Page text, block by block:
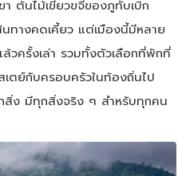
ต้นไม้เขียวขจีของภูทับเบิก
นทางคดเคี้ยว แต่เมืองนี้มีหลาย
วครั้งเล่า รวมทั้งตัวเลือกที่พักที่
ตย์กับครอบครัวในท้องถิ่นไป
ง มีทุกสิ่งจริง ๆ สำหรับทุกคน